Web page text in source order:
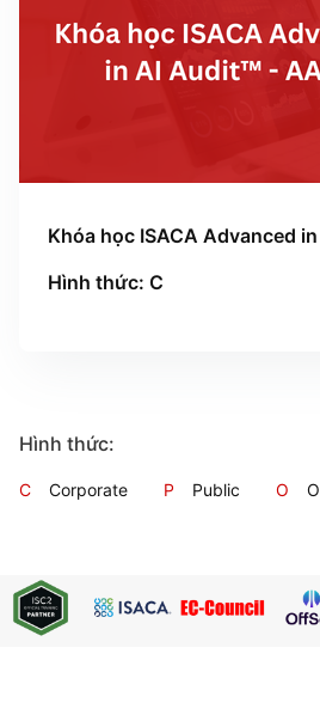
Khóa học ISACA Advanced
Hình thức: C
Hình thức:
C Corporate P Public O